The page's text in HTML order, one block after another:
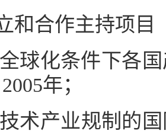
和合作主持项目
球化条件下各
年；
术产业规制的